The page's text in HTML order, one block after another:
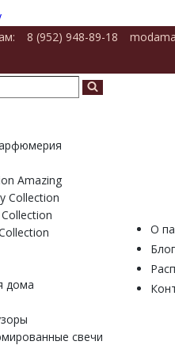
8 (952) 948-89-18
Amazing
Collection
дома
свечи
О
Блог